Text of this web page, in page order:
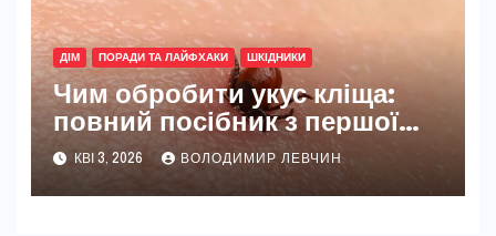
ДІМ ПОРАДИ ТА ЛАЙФХАКИ ШКІДНИКИ
Чим обробити укус кліща:
повний посібник з першої
допомоги та профілактики
КВІ 3, 2026 ВОЛОДИМИР ЛЕВЧИН